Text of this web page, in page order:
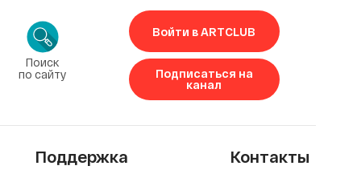
Поиск
по сайту
Войти в ARTCLUB
Подписаться на
канал
Поддержка Контакты